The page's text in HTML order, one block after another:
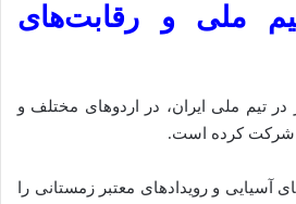
ملی و رقابت‌های
تیم ملی ایران، در اردوهای مختلف و
شرکت کرده است.
آسیایی و رویدادهای معتبر زمستانی را